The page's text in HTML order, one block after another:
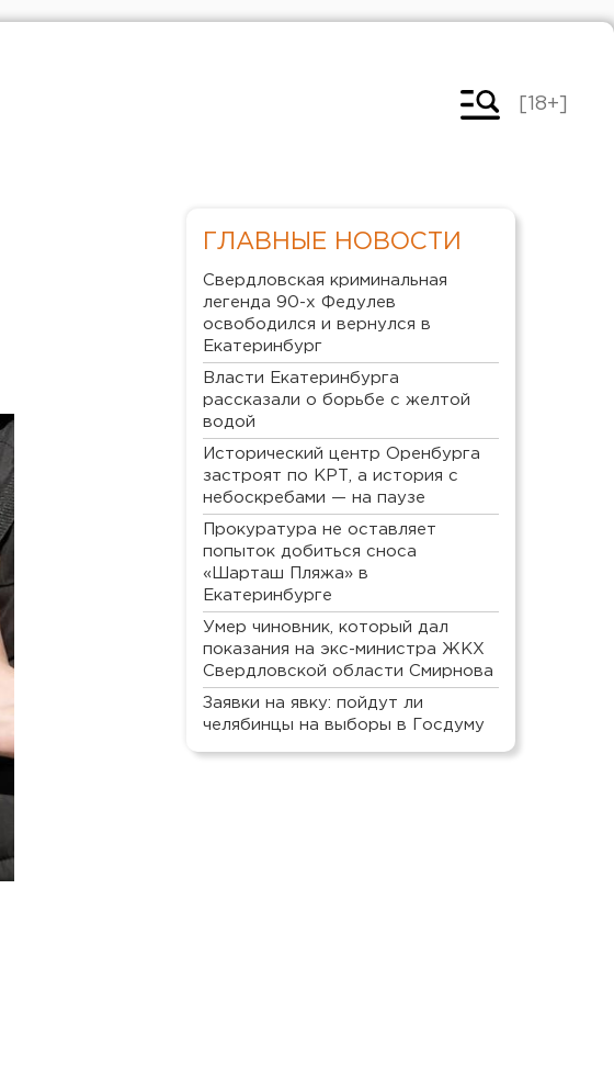
[18+]
ГЛАВНЫЕ НОВОСТИ
Свердловская криминальная
легенда 90-х Федулев
освободился и вернулся в
Екатеринбург
Власти Екатеринбурга
рассказали о борьбе с желтой
водой
Исторический центр Оренбурга
застроят по КРТ, а история с
небоскребами — на паузе
Прокуратура не оставляет
попыток добиться сноса
«Шарташ Пляжа» в
Екатеринбурге
Умер чиновник, который дал
показания на экс-министра ЖКХ
Свердловской области Смирнова
Заявки на явку: пойдут ли
челябинцы на выборы в Госдуму